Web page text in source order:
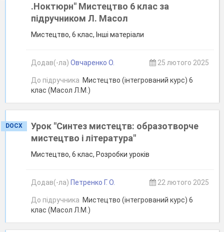
.Ноктюрн" Мистецтво 6 клас за
підручником Л. Масол
Мистецтво, 6 клас, Інші матеріали
Додав(-ла) Овчаренко О. 25 лютого 2025
До підручника Мистецтво (інтегрований курс) 6
клас (Масол Л.М.)
DOCX
Урок "Синтез мистецтв: образотворче
мистецтво і література"
Мистецтво, 6 клас, Розробки уроків
Додав(-ла) Петренко Г. О. 22 лютого 2025
До підручника Мистецтво (інтегрований курс) 6
клас (Масол Л.М.)